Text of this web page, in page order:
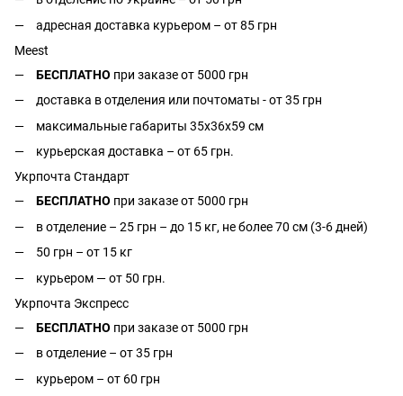
адресная доставка курьером – от 85 грн
Meest
БЕСПЛАТНО при заказе от 5000 грн
доставка в отделения или почтоматы - от 35 грн
максимальные габариты 35x36x59 см
курьерская доставка – от 65 грн.
Укрпочта Стандарт
БЕСПЛАТНО при заказе от 5000 грн
в отделение – 25 грн – до 15 кг, не более 70 см (3-6 дней)
50 грн – от 15 кг
курьером — от 50 грн.
Укрпочта Экспресс
БЕСПЛАТНО при заказе от 5000 грн
в отделение – от 35 грн
курьером – от 60 грн